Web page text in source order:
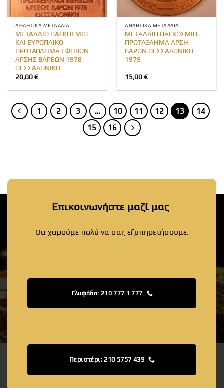
ΑΘΛΗΤΙΚΆ ΜΕΤΆΛΛΙΑ
ΜΕΤΑΛΛΙΟ ΠΑΓΚΟΣΜΙΟ
ΚΑΙ ΕΥΡΩΠΑΙΚΟ
ΠΡΩΤΑΘΛΗΜΑ ΕΦΗΒΩΝ
ΑΡΣΗΣ ΒΑΡΕΩΝ 1978
ΘΕΣΣΑΛΟΝΙΚΗ
20,00€
ΑΘΛΗΤΙΚΆ ΜΕΤΆΛΛΙΑ
ΜΕΤΑΛΛΙΟ ΠΑΓΚΟΣΜΙΟ
ΠΡΩΤΑΘΛΗΜΑ ΑΡΣΗ
ΒΑΡΩΝ ΘΕΣΣΑΛΟΝΙΚΗ
1979
15,00€
1 2 3 … 10 11 12 13
14
15
16
Επικοινωνήστε μαζί μας
Θα χαρούμε πολύ να σας εξυπηρετήσουμε.
Γλυφάδα: 210 777 1 777
Περιστέρι: 210 5757 439